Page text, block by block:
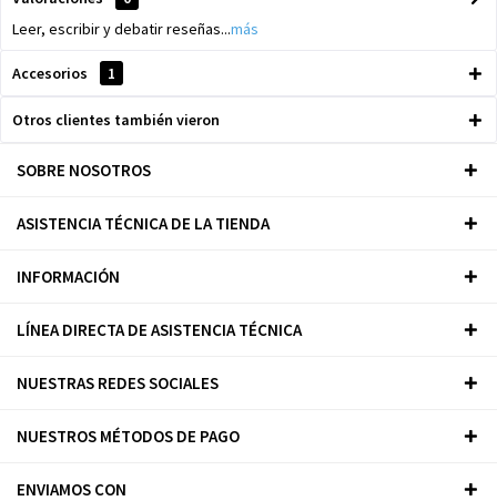
Leer, escribir y debatir reseñas...más
Accesorios 1
Otros clientes también vieron
SOBRE NOSOTROS
ASISTENCIA TÉCNICA DE LA TIENDA
INFORMACIÓN
LÍNEA DIRECTA DE ASISTENCIA TÉCNICA
NUESTRAS REDES SOCIALES
NUESTROS MÉTODOS DE PAGO
ENVIAMOS CON